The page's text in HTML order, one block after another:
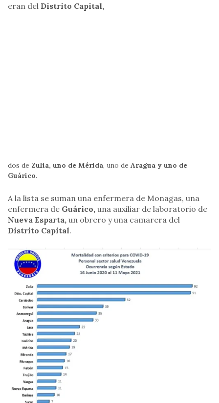
eran del Distrito Capital,
dos de Zulia, uno de Mérida, uno de Aragua y uno de
Guárico.
A la lista se suman una enfermera de Monagas, una
enfermera de Guárico, una auxiliar de laboratorio de
Nueva Esparta, un obrero y una camarera del
Distrito Capital.